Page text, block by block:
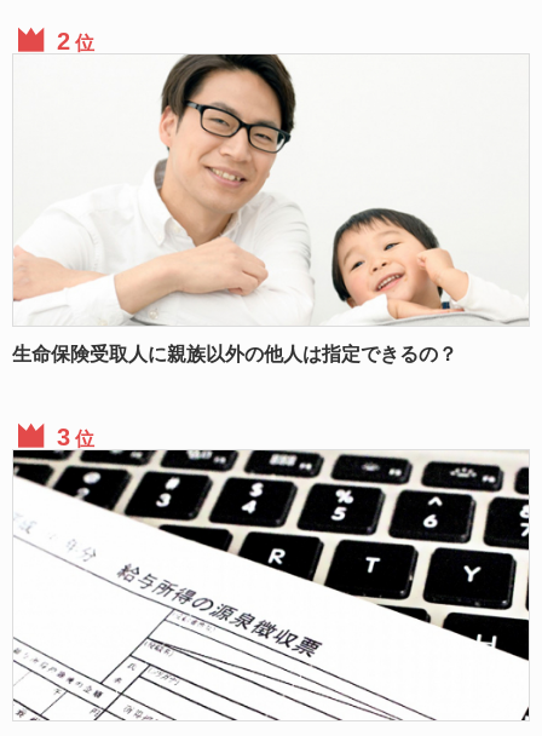
位
生命保険受取人に親族以外の他人は指定できるの？
位